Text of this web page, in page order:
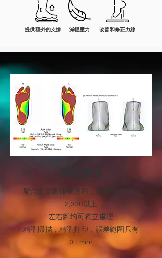
提供額外的支撐 減輕壓力 改善和修正力線
科技應用
配合足部數據庫應用，應用組合多達
2,000以上
左右腳均可獨立處理
精準掃描，精準打印，誤差範圍只有
0.1mm